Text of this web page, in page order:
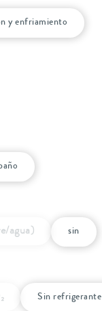
y enfriamiento
agua) sin
Sin refrigerante